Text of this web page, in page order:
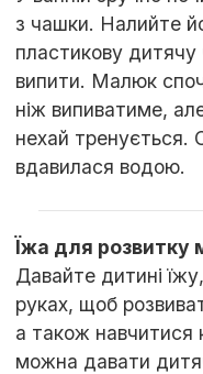
з чашки. Налийте
пластикову
випити. Малюк
ніж випиватиме,
нехай тренується.
вдавилася водою.
Їжа для розвитку
Давайте дитині
руках, щоб
а також навчитися
можна давати